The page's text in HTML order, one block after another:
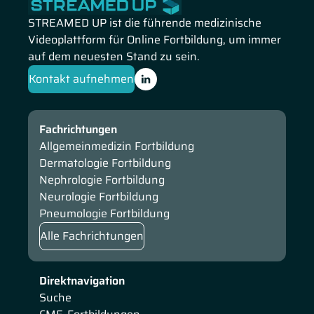
STREAMED UP ist die führende medizinische
Videoplattform für Online Fortbildung, um immer
auf dem neuesten Stand zu sein.
Kontakt aufnehmen
Direktnavigation
Suche
Fachrichtungen
Allgemeinmedizin Fortbildung
Dermatologie Fortbildung
Nephrologie Fortbildung
Neurologie Fortbildung
Pneumologie Fortbildung
Alle Fachrichtungen